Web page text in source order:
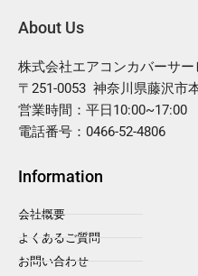
About Us
株式会社エアコンカバーサー
〒251-0053 神奈川県藤沢市
営業時間：平日10:00~17:00
電話番号：0466-52-4806
Information
会社概要
よくあるご質問
お問い合わせ